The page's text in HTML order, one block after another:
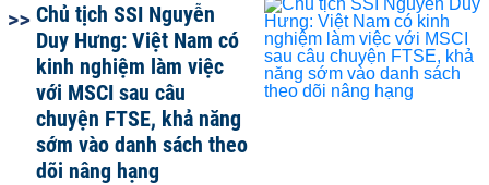
Chủ tịch SSI Nguyễn
Duy Hưng: Việt Nam có
kinh nghiệm làm việc
với MSCI sau câu
chuyện FTSE, khả năng
sớm vào danh sách theo
dõi nâng hạng